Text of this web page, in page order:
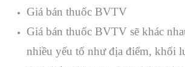
Giá bán thuốc BVTV
Giá bán thuốc BVTV sẽ khác
nhiều yếu tố như địa điểm, khối